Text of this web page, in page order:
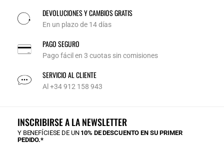
DEVOLUCIONES Y CAMBIOS GRATIS
En un plazo de 14 días
PAGO SEGURO
Pago fácil en 3 cuotas sin comisiones
SERVICIO AL CLIENTE
Al +34 912 158 943
INSCRIBIRSE A LA NEWSLETTER
Y BENEFÍCIESE DE UN 10% DE DESCUENTO EN SU PRIMER
PEDIDO.*